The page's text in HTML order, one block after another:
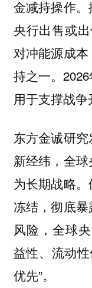
金减持操作
央行出售或
对冲能源成
持之一。
用于支撑战争
东方金诚研
新经纬， 全球
为长期战略。
冻结，彻底
风险，全球
益性、流动
优先”。